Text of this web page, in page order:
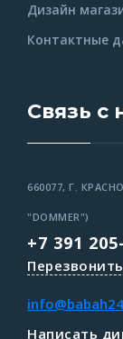
Дизайн
Контактные
Связь с
660077, Г.
"DOMMER")
+7 391
Написать